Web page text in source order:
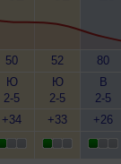
50
Ю
2-5
+34
52
Ю
2-5
+33
80
В
2-5
+26